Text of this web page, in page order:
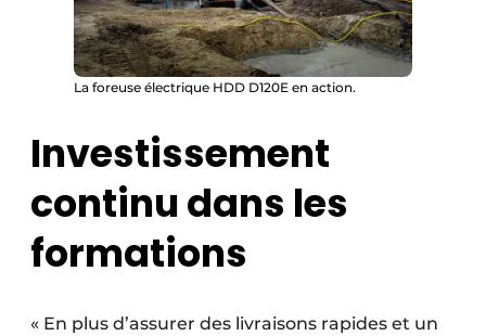
La foreuse électrique HDD D120E en action.
Investissement
continu dans les
formations
« En plus d’assurer des livraisons rapides et un